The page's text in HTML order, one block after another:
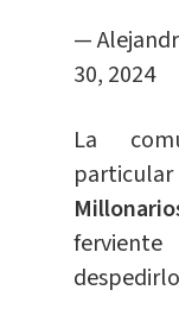
—
30, 2024
La